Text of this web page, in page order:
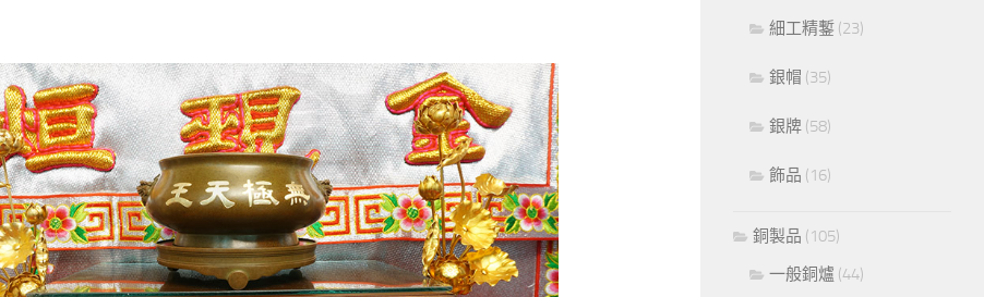
細工精鏨 (23)
銀帽 (35)
銀牌 (58)
飾品 (16)
銅製品 (105)
一般銅爐 (44)